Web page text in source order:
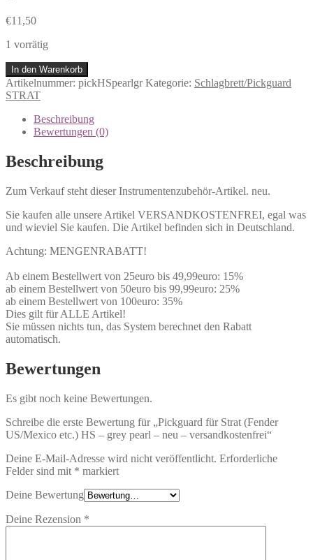
€11,50
1 vorrätig
In den Warenkorb
Artikelnummer: pickHSpearlgr Kategorie: Schlagbrett/Pickguard
STRAT
Beschreibung
Bewertungen (0)
Beschreibung
Zum Verkauf steht dieser Instrumentenzubehör-Artikel. neu.
Sie kaufen alle unsere Artikel VERSANDKOSTENFREI, egal was
und wieviel Sie kaufen. Die Artikel befinden sich in Deutschland.
Achtung: MENGENRABATT!
Ab einem Bestellwert von 25euro bis 49,99euro: 15%
ab einem Bestellwert von 50euro bis 99,99euro: 25%
ab einem Bestellwert von 100euro: 35%
Dies gilt für ALLE Artikel!
Sie müssen nichts tun, das System berechnet den Rabatt
automatisch.
Bewertungen
Es gibt noch keine Bewertungen.
Schreibe die erste Bewertung für „Pickguard für Strat (Fender
US/Mexico etc.) HS – grey pearl – neu – versandkostenfrei“
Deine E-Mail-Adresse wird nicht veröffentlicht. Erforderliche
Felder sind mit * markiert
Deine Bewertung
Deine Rezension *